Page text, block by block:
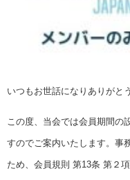
いつもお世話になりありがと
この度、当会では会員期間の
すのでご案内いたします。事
ため、会員規則 第13条 第２